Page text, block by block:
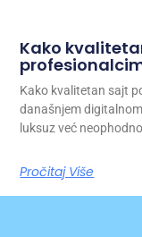
Kako
Kako kvalitetan sajt
današnjem
luksuz već
Pročitaj Više